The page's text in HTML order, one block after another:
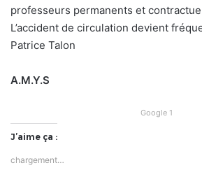
professeurs permanents et
L’accident de circulation devient
Patrice Talon
A.M.Y.S
Google 1
J’aime ça :
chargement…